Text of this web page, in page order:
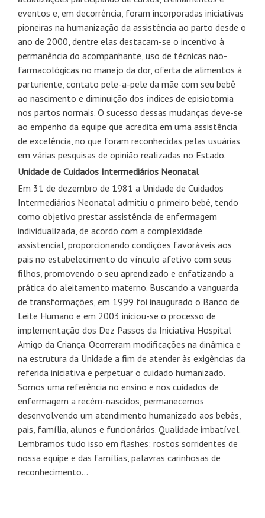
eventos e, em decorrência, foram incorporadas iniciativas
pioneiras na humanização da assistência ao parto desde o
ano de 2000, dentre elas destacam-se o incentivo à
permanência do acompanhante, uso de técnicas não-
farmacológicas no manejo da dor, oferta de alimentos à
parturiente, contato pele-a-pele da mãe com seu bebê
ao nascimento e diminuição dos índices de episiotomia
nos partos normais. O sucesso dessas mudanças deve-se
ao empenho da equipe que acredita em uma assistência
de excelência, no que foram reconhecidas pelas usuárias
em várias pesquisas de opinião realizadas no Estado.
Unidade de Cuidados Intermediários Neonatal
Em 31 de dezembro de 1981 a Unidade de Cuidados
Intermediários Neonatal admitiu o primeiro bebê, tendo
como objetivo prestar assistência de enfermagem
individualizada, de acordo com a complexidade
assistencial, proporcionando condições favoráveis aos
pais no estabelecimento do vínculo afetivo com seus
filhos, promovendo o seu aprendizado e enfatizando a
prática do aleitamento materno. Buscando a vanguarda
de transformações, em 1999 foi inaugurado o Banco de
Leite Humano e em 2003 iniciou-se o processo de
implementação dos Dez Passos da Iniciativa Hospital
Amigo da Criança. Ocorreram modificações na dinâmica e
na estrutura da Unidade a fim de atender às exigências da
referida iniciativa e perpetuar o cuidado humanizado.
Somos uma referência no ensino e nos cuidados de
enfermagem a recém-nascidos, permanecemos
desenvolvendo um atendimento humanizado aos bebês,
pais, família, alunos e funcionários. Qualidade imbatível.
Lembramos tudo isso em flashes: rostos sorridentes de
nossa equipe e das famílias, palavras carinhosas de
reconhecimento…